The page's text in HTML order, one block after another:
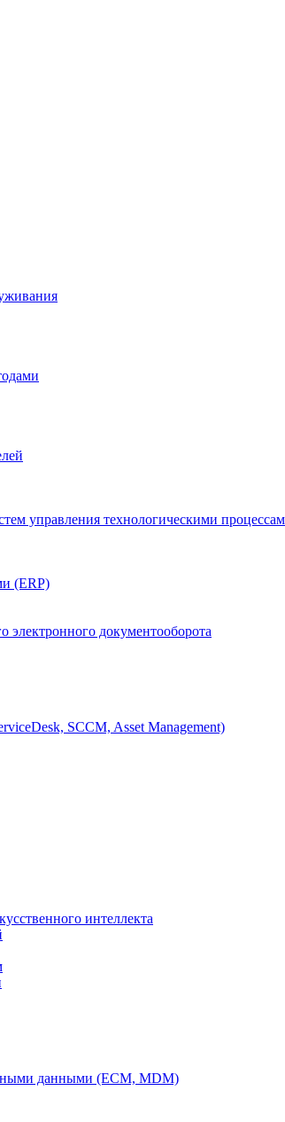
управления технологическими
(ERP)
документооборота
SCCM, Asset Management)
интеллекта
данными (ECM, MDM)